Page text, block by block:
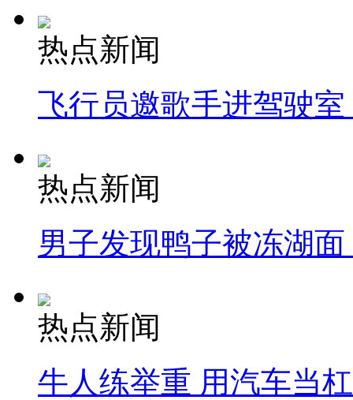
热点新闻
飞行员邀歌手进驾驶
热点新闻
男子发现鸭子被冻湖
热点新闻
牛人练举重 用汽车当